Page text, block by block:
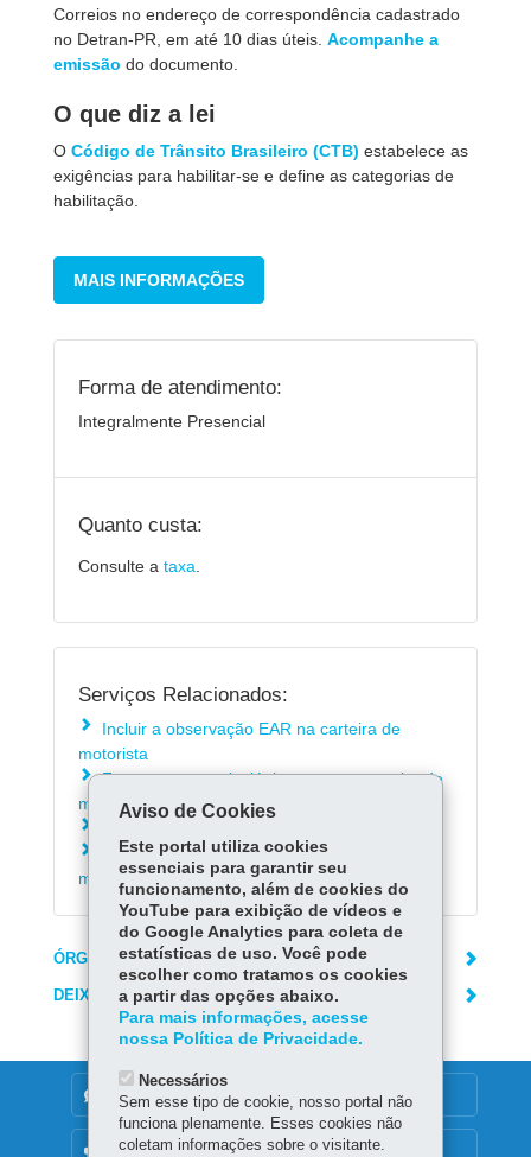
Correios no endereço de correspondência cadastrado
no Detran-PR, em até 10 dias úteis. Acom panhe a
emissão do documento.
O que diz a lei
O Código de Trânsito Brasileiro (CTB) estabelece as
exigências para habilitar-se e define as categorias de
habilitação.
MAIS INFORMAÇÕES
Forma de atendimento:
Integralmente Presencial
Quanto custa:
Consulte a taxa
Serviços Relacionados:
Incluir a observação EAR na carteira de
motorista
Fazer exame toxicológico para ter carteira de
motorista C, D e E
Acompanhar a emissão da carteira de
motorista
ÓRGÃO RESPONSÁVEL
DEIXE SUA OPINIÃO
DENUNCIE CORRUPÇÃO
OUVIDORIA
Aviso de Cookies
Este portal utiliza cookies
essenciais para garantir seu
funcionamento, além de cookies do
YouTube para exibição de vídeos e
do Google Analytics para coleta de
estatísticas de uso. Você pode
escolher como tratamos os cookies
a partir das opções abaixo.
Para mais informações, acesse
nossa Política de Privacidade.
Necessários
Sem esse tipo de cookie, nosso portal não
funciona plenamente. Esses cookies não
coletam informações sobre o visitante.